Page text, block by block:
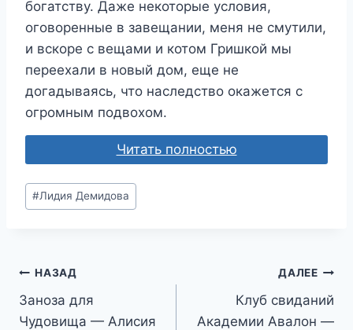
богатству. Даже некоторые условия,
оговоренные в завещании, меня не смутили,
и вскоре с вещами и котом Гришкой мы
переехали в новый дом, еще не
догадываясь, что наследство окажется с
огромным подвохом.
Читать полностью
Метки
записи:
#Лидия Демидова
Навигация
по
НАЗАД
Заноза для
Чудовища — Алисия
ДАЛЕЕ
Клуб свиданий
Академии Авалон —